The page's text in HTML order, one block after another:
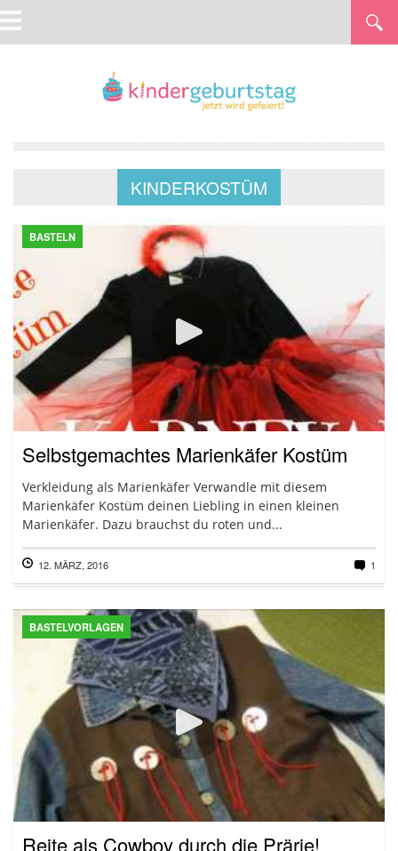
KINDERKOSTÜM
BASTELN
Selbstgemachtes Marienkäfer Kostüm
Verkleidung als Marienkäfer Verwandle mit diesem
Marienkäfer Kostüm deinen Liebling in einen kleinen
Marienkäfer. Dazu brauchst du roten und...
12. MÄRZ, 2016 1
BASTELVORLAGEN
Reite als Cowboy durch die Prärie!